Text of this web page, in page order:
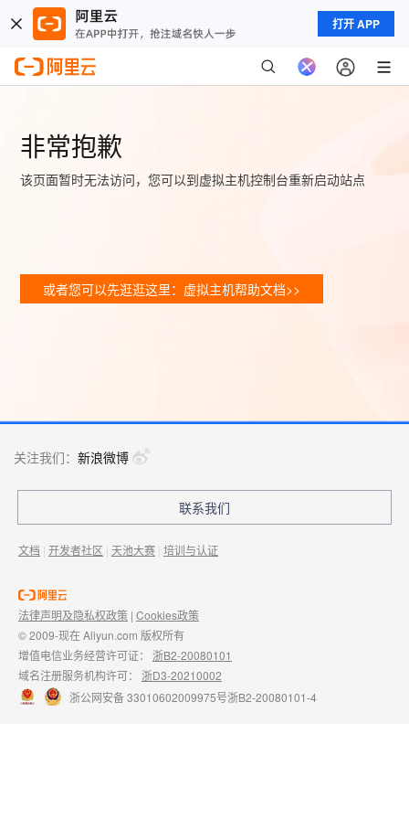
打开 APP
非常抱歉
该页面暂时无法访问，您可以到虚拟主机控制台重新启动站点
或者您可以先逛逛这里：虚拟主机帮助文档>>